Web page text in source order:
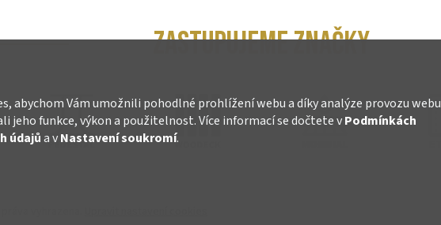
abychom Vám umožnili pohodlné prohlížení webu a díky analýze provozu webu
jeho funkce, výkon a použitelnost. Více informací se dočtete vPodmínkách
údajůa vNastavení soukromí.
ZASTUPUJEME ZNAČKY